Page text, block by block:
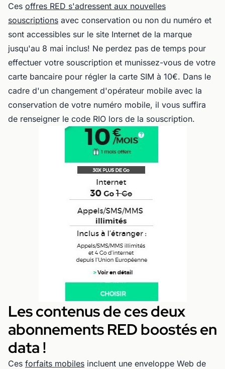
Ces offres RED s'adressent aux nouvelles
souscriptions avec conservation ou non du numéro et
sont accessibles sur le site Internet de la marque
jusqu'au 8 mai inclus! Ne perdez pas de temps pour
effectuer votre souscription et munissez-vous de votre
carte bancaire pour régler la carte SIM à 10€. Dans le
cadre d'un changement d'opérateur mobile avec la
conservation de votre numéro mobile, il vous suffira
de renseigner le code RIO lors de la souscription.
Les contenus de ces deux
abonnements RED boostés en
data !
Ces forfaits mobiles incluent une enveloppe Web de